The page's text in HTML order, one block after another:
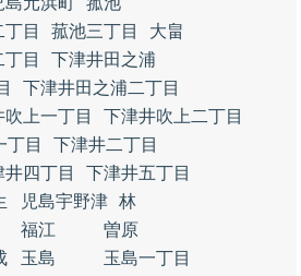
目 菰池三丁目
大畠
目
下津井田之浦
下津井田之浦二丁目
上一丁目
下津井吹上二丁目
丁目
下津井二丁目
井四丁目
下津井五丁目
児島宇野津 林
福江
曽原
玉島
玉島一丁目